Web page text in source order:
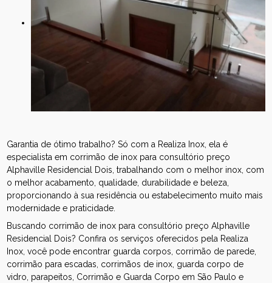
Garantia de ótimo trabalho? Só com a Realiza Inox, ela é
especialista em corrimão de inox para consultório preço
Alphaville Residencial Dois, trabalhando com o melhor inox, com
o melhor acabamento, qualidade, durabilidade e beleza,
proporcionando à sua residência ou estabelecimento muito mais
modernidade e praticidade.
Buscando corrimão de inox para consultório preço Alphaville
Residencial Dois? Confira os serviços oferecidos pela Realiza
Inox, você pode encontrar guarda corpos, corrimão de parede,
corrimão para escadas, corrimãos de inox, guarda corpo de
vidro, parapeitos, Corrimão e Guarda Corpo em São Paulo e